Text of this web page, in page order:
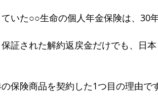
いた○○生命の個人年金保険は、30
証された解約返戻金だけでも、日
保険商品を契約した1つ目の理由です